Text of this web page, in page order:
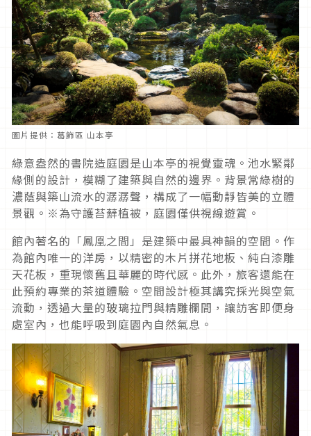
圖片提供：葛飾區 山本亭
綠意盎然的書院造庭園是山本亭的視覺靈魂。池水緊鄰
緣側的設計，模糊了建築與自然的邊界。背景常綠樹的
濃蔭與築山流水的潺潺聲，構成了一幅動靜皆美的立體
景觀。※為守護苔蘚植被，庭園僅供視線遊賞。
館內著名的「鳳凰之間」是建築中最具神韻的空間。作
為館內唯一的洋房，以精密的木片拼花地板、純白漆雕
天花板，重現懷舊且華麗的時代感。此外，旅客還能在
此預約專業的茶道體驗。空間設計極其講究採光與空氣
流動，透過大量的玻璃拉門與精雕欄間，讓訪客即便身
處室內，也能呼吸到庭園內自然氣息。